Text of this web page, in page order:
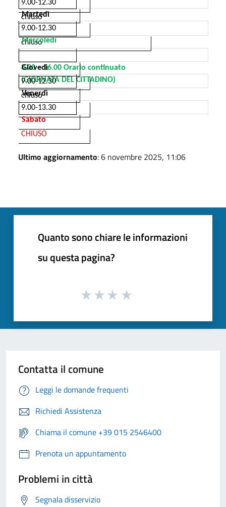
9.00-12.30
chiuso
Martedì
9.00-12.30
chiuso
Mercoledì
8.00 – 16.00 Orario continuato
(GIORNATA DEL CITTADINO)
Giovedì
9.00-12.30
chiuso
Venerdì
9.00-13.30
Sabato
CHIUSO
Ultimo aggiornamento: 6 novembre 2025, 11:06
Quanto sono chiare le informazioni
su questa pagina?
Contatta il comune
Leggi le domande frequenti
Richiedi Assistenza
Chiama il comune +39 015 2546400
Prenota un appuntamento
Problemi in città
Segnala disservizio